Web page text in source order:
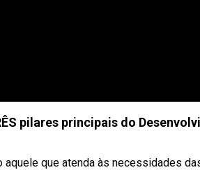
pilares principais do
que atenda às necessidades